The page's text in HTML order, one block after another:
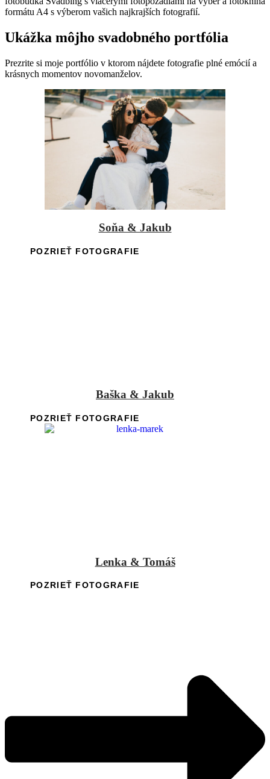
formátu A4 s výberom vašich najkrajších fotografií.
Ukážka môjho svadobného portfólia
Prezrite si moje portfólio v ktorom nájdete fotografie plné emócií a
krásnych momentov novomanželov.
Soňa & Jakub
POZRIEŤ FOTOGRAFIE
Baška & Jakub
POZRIEŤ FOTOGRAFIE
Lenka & Tomáš
POZRIEŤ FOTOGRAFIE